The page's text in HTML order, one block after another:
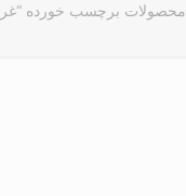
محصولات برچسب خورده